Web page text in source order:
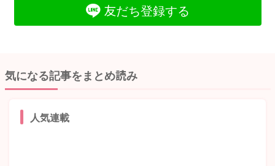
友だち登録する
気になる記事をまとめ読み
人気連載